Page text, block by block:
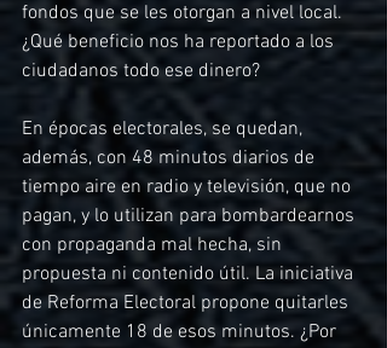
fondos que se les otorgan a nivel local.
¿Qué beneficio nos ha reportado a los
ciudadanos todo ese dinero?
En épocas electorales, se quedan,
además, con 48 minutos diarios de
tiempo aire en radio y televisión, que no
pagan, y lo utilizan para bombardearnos
con propaganda mal hecha, sin
propuesta ni contenido útil. La iniciativa
de Reforma Electoral propone quitarles
únicamente 18 de esos minutos. ¿Por